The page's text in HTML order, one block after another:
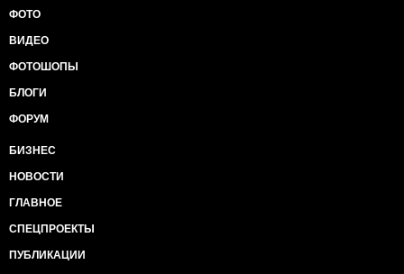
ФОТО
ВИДЕО
ФОТОШОПЫ
БЛОГИ
ФОРУМ
БИЗНЕС
НОВОСТИ
ГЛАВНОЕ
СПЕЦПРОЕКТЫ
ПУБЛИКАЦИИ